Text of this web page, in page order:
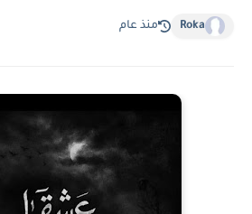
Roka منذ عام